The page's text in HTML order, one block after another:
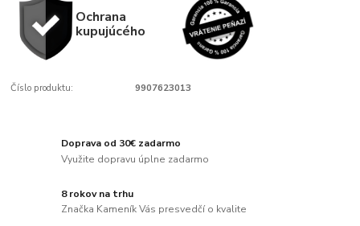
Ochrana
kupujúcého
Číslo produktu: 9907623013
Doprava od 30€ zadarmo
Využite dopravu úplne zadarmo
8 rokov na trhu
Značka Kameník Vás presvedčí o kvalite